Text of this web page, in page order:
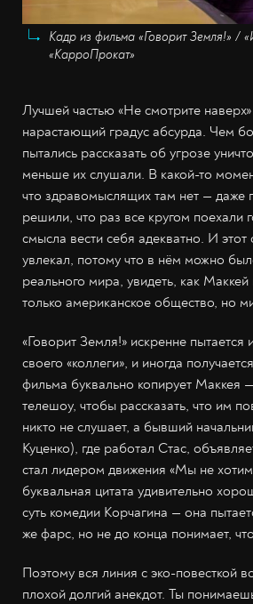
Кадр из фильма «Говорит Земля!» /
«КарроПрокат»
Лучшей частью «Не смотрите
нарастающий градус абсурда. Чем
пытались рассказать об угрозе
меньше их слушали. В какой-то
что здравомыслящих там нет — даже
решили, что раз все кругом поехали
смысла вести себя адекватно. И
увлекал, потому что в нём можно
реального мира, увидеть, как
только американское общество, но
«Говорит Земля!» искренне пытается
своего «коллеги», и иногда
фильма буквально копирует Маккея
телешоу, чтобы рассказать, что им
никто не слушает, а бывший
Куценко), где работал Стас,
стал лидером движения «Мы не
буквальная цитата удивительно
суть комедии Корчагина — она
же фарс, но не до конца понимает,
Поэтому вся линия с эко-повесткой
плохой долгий анекдот. Ты